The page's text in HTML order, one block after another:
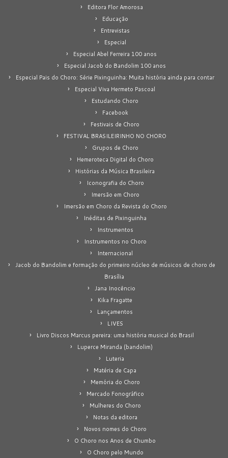
Editora Flor Amorosa
Educação
Entrevistas
Especial
Especial Abel Ferreira 100 anos
Especial Jacob do Bandolim 100 anos
Especial Pais do Choro: Série Pixinguinha: Muita história ainda para contar
Especial Viva Hermeto Pascoal
Estudando Choro
Facebook
Festivais de Choro
FESTIVAL BRASILEIRINHO NO CHORO
Grupos de Choro
Hemeroteca Digital do Choro
Histórias da Música Brasileira
Iconografia do Choro
Imersão em Choro
Imersão em Choro da Revista do Choro
Inéditas de Pixinguinha
Instrumentos
Instrumentos no Choro
Internacional
Jacob do Bandolim e formação do primeiro núcleo de músicos de choro de
Brasília
Jana Inocêncio
Kika Fragatte
Lançamentos
LIVES
Livro Discos Marcus pereira: uma história musical do Brasil
Luperce Miranda (bandolim)
Luteria
Matéria de Capa
Memória do Choro
Mercado Fonográfico
Mulheres do Choro
Notas da editora
Novos nomes do Choro
O Choro nos Anos de Chumbo
O Choro pelo Mundo